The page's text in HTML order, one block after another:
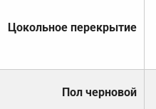
Цокольное перекрытие
Пол черновой